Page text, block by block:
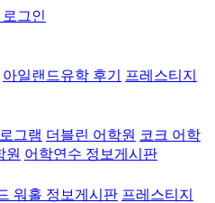
그인
아일랜드유학 후기
프레스티지
그램 더블린 어학원 코크 어학
원 어학연수 정보게시판
워홀 정보게시판 프레스티지